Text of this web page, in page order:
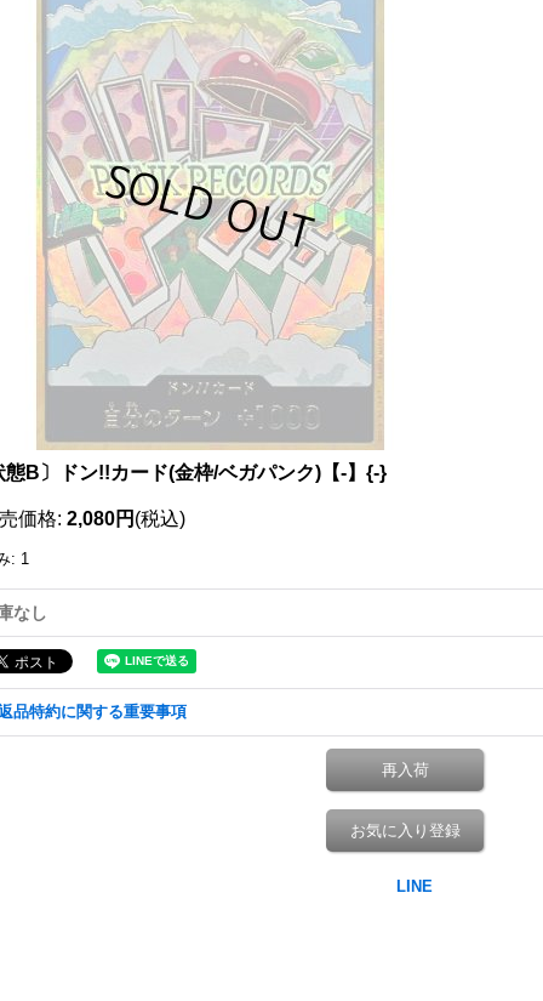
態B〕ドン!!カード(金枠/ベガパンク)【-】{-}
価格: 2,080円 (税込)
: 1
なし
品特約に関する重要事項
再入荷
お気に入り登録